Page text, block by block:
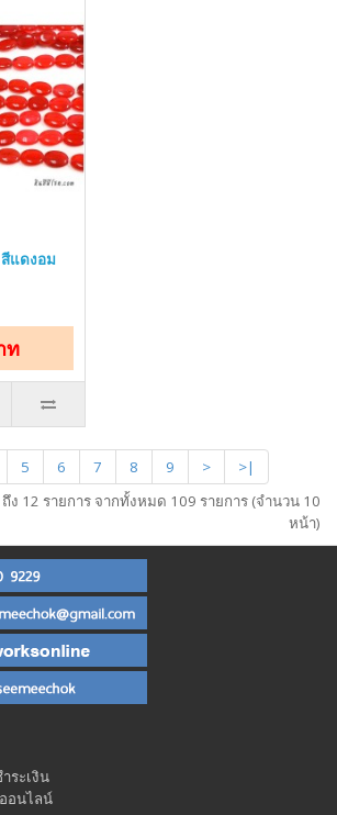
แดงอม
ท
5 6 7 8 9 >
>|
ง 12 รายการ จากทั้งหมด 109 รายการ (จำนวน 10
หน้า)
ระเงิน
อนไลน์